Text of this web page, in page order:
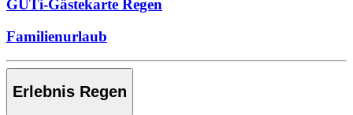
GUTi-Gästekarte Regen
Familienurlaub
Erlebnis Regen